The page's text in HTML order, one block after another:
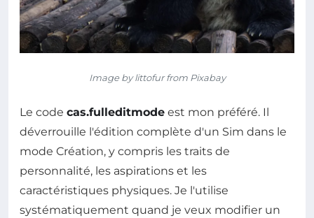
Image by littofur from Pixabay
Le code cas.fulleditmode est mon préféré. Il
déverrouille l'édition complète d'un Sim dans le
mode Création, y compris les traits de
personnalité, les aspirations et les
caractéristiques physiques. Je l'utilise
systématiquement quand je veux modifier un